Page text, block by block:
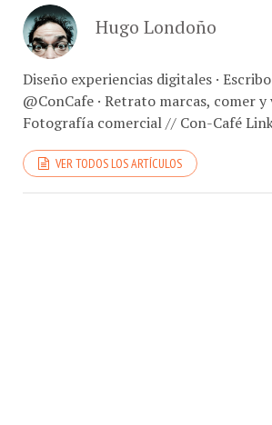
Diseño experiencias digitales ·
@ConCafe · Retrato marcas, comer y
Fotografía comercial // Con-Café